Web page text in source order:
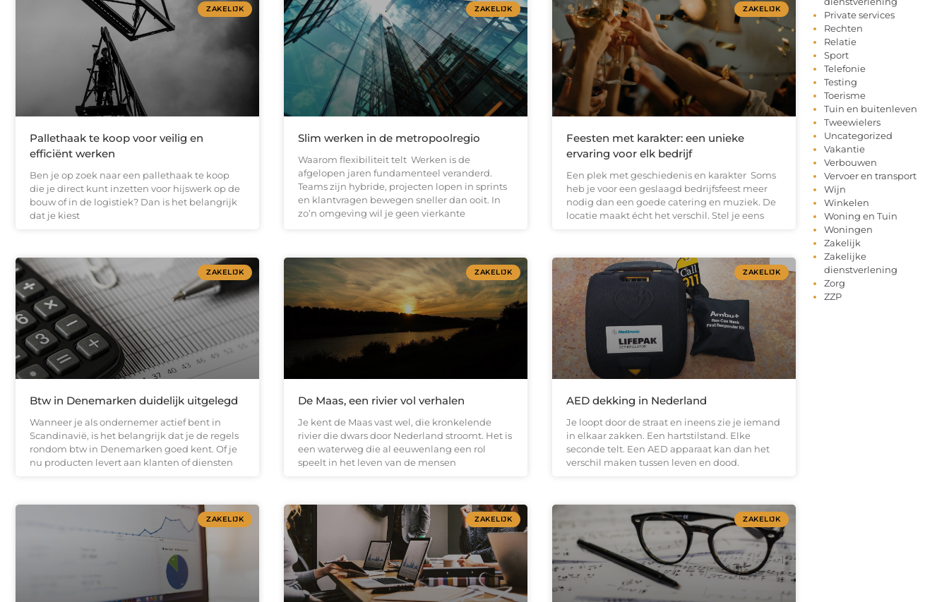
ZAKELIJK
Pallethaak te koop voor veilig en
efficiënt werken
Ben je op zoek naar een pallethaak te koop
die je direct kunt inzetten voor hijswerk op de
bouw of in de logistiek? Dan is het belangrijk
dat je kiest
ZAKELIJK
Slim werken in de metropoolregio
Waarom flexibiliteit telt Werken is de
afgelopen jaren fundamenteel veranderd.
Teams zijn hybride, projecten lopen in sprints
en klantvragen bewegen sneller dan ooit. In
zo’n omgeving wil je geen vierkante
ZAKELIJK
Feesten met karakter: een unieke
ervaring voor elk bedrijf
Een plek met geschiedenis en karakter Soms
heb je voor een geslaagd bedrijfsfeest meer
nodig dan een goede catering en muziek. De
locatie maakt écht het verschil. Stel je eens
ZAKELIJK
Btw in Denemarken duidelijk uitgelegd
Wanneer je als ondernemer actief bent in
Scandinavië, is het belangrijk dat je de regels
rondom btw in Denemarken goed kent. Of je
nu producten levert aan klanten of diensten
ZAKELIJK
De Maas, een rivier vol verhalen
Je kent de Maas vast wel, die kronkelende
rivier die dwars door Nederland stroomt. Het is
een waterweg die al eeuwenlang een rol
speelt in het leven van de mensen
ZAKELIJK
AED dekking in Nederland
Je loopt door de straat en ineens zie je iemand
in elkaar zakken. Een hartstilstand. Elke
seconde telt. Een AED apparaat kan dan het
verschil maken tussen leven en dood.
ZAKELIJK ZAKELIJK ZAKELIJK
Private services
Rechten
Relatie
Sport
Telefonie
Testing
Toerisme
Tuin en buitenleven
Tweewielers
Uncategorized
Vakantie
Verbouwen
Vervoer en transport
Wijn
Winkelen
Woning en Tuin
Woningen
Zakelijk
Zakelijke
dienstverlening
Zorg
ZZP